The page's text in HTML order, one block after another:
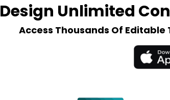
Design Unlimited
Access Thousands Of Editable